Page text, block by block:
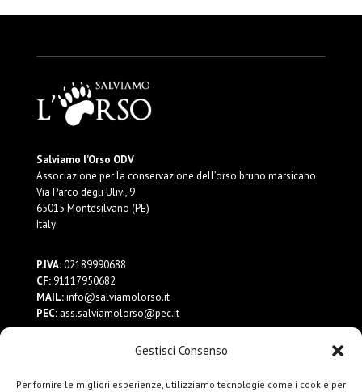
Gestisci Consenso
Per fornire le migliori esperienze, utilizziamo tecnologie come i cookie per
Salviamo l’Orso ODV
Associazione per la conservazione dell’orso bruno marsicano
Via Parco degli Ulivi, 9
65015 Montesilvano (PE)
Italy
P.IVA:02189990688
CF:91117950682
MAIL:info@salviamolorso.it
PEC:ass.salviamolorso@pec.it
Privacy Policy